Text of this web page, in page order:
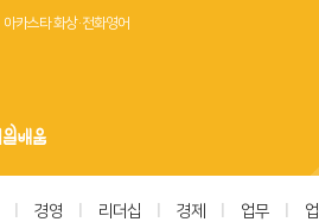
아카스타 화상·전화영어
경영 리더십 경제 업무